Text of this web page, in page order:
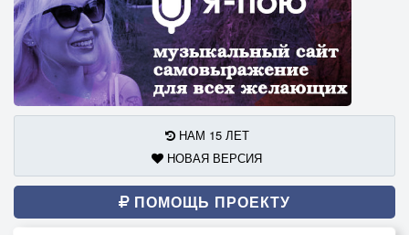
НАМ 15 ЛЕТ
НОВАЯ ВЕРСИЯ
ПОМОЩЬ ПРОЕКТУ